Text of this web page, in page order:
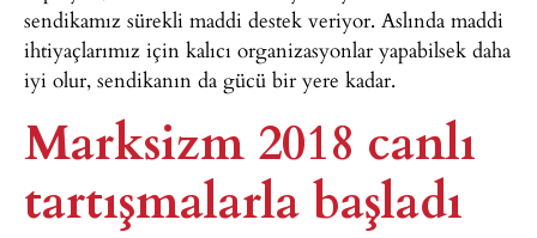
sendikamız sürekli maddi destek veriyor. Aslında maddi
ihtiyaçlarımız için kalıcı organizasyonlar yapabilsek daha
iyi olur, sendikanın da gücü bir yere kadar.
Marksizm 2018 canlı
tartışmalarla başladı